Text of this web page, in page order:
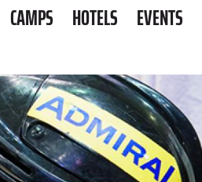
CAMPS HOTELS EVENTS